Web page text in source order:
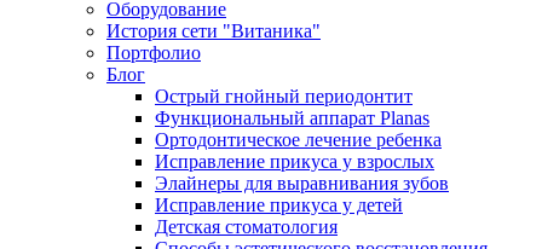
Оборудование
История сети "Витаника"
Портфолио
Блог
Острый гнойный периодонтит
Функциональный аппарат Planas
Ортодонтическое лечение ребенка
Исправление прикуса у взрослых
Элайнеры для выравнивания зубов
Исправление прикуса у детей
Детская стоматология